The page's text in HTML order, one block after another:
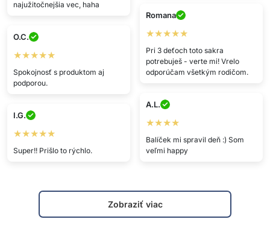
najužitočnejšia vec, haha
Romana
★★★★★
Pri 3 deťoch toto sakra
potrebuješ - verte mi! Vrelo
odporúčam všetkým rodičom.
O.C.
★★★★★
Spokojnosť s produktom aj
podporou.
A.L.
★★★★
Balíček mi spravil deň :) Som
veľmi happy
I.G.
★★★★★
Super!! Prišlo to rýchlo.
Zobraziť viac